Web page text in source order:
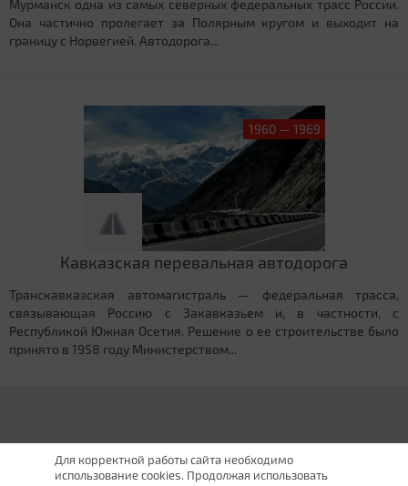
Мурманск одна из самых северных федеральных трасс России.
Она частично пролегает за Полярным кругом и выходит на
границу с Норвегией. Автодорога...
1960 — 1969
Кавказская перевальная автодорога
Транскавказская автомагистраль — федеральная трасса,
связывающая Россию с Закавказьем и, в частности, с
Республикой Южная Осетия. Решение о ее строительстве было
принято в 1958 году Министерством...
Для корректной работы сайта необходимо
использование cookies. Продолжая использовать